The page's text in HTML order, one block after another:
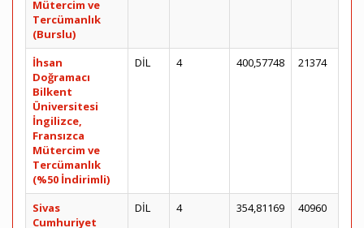
Mütercim ve
Tercümanlık
(Burslu)
İhsan
Doğramacı
Bilkent
Üniversitesi
İngilizce,
Fransızca
Mütercim ve
Tercümanlık
(%50 İndirimli)
DİL 4 400,57748 21374
Sivas
Cumhuriyet
DİL 4 354,81169 40960